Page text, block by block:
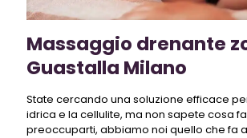
Massaggio drenante
Guastalla Milano
State cercando una soluzione efficace
idrica e la cellulite, ma non sapete cosa
preoccuparti, abbiamo noi quello che fa